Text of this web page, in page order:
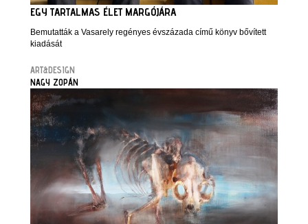
EGY TARTALMAS ÉLET MARGÓJÁRA
Bemutatták a Vasarely regényes évszázada című könyv bővített
kiadását
ART&DESIGN
NAGY ZOPÁN